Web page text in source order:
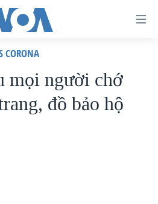
CORONA
mọi người chớ
đồ bảo hộ